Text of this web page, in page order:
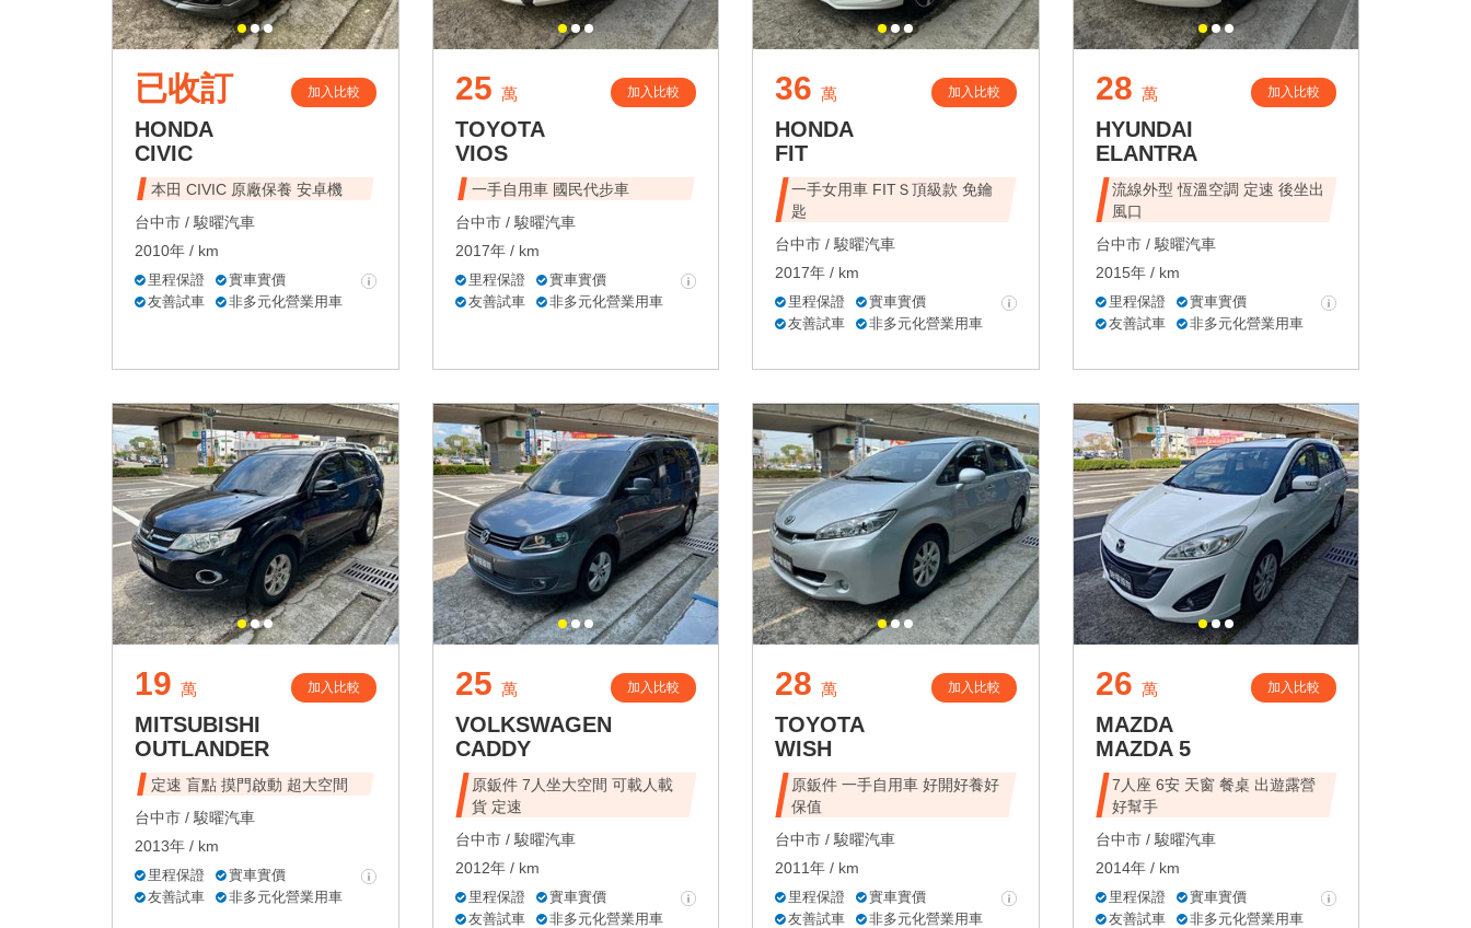
已收訂 加入比較
HONDA
CIVIC
本田 CIVIC 原廠保養 安卓機
台中市 / 駿曜汽車
2010年 / km
里程保證
實車實價
友善試車
非多元化營業用車
25 萬 加入比較
TOYOTA
VIOS
一手自用車 國民代步車
台中市 / 駿曜汽車
2017年 / km
里程保證
實車實價
友善試車
非多元化營業用車
36 萬 加入比較
HONDA
FIT
一手女用車 FITＳ頂級款 免鑰
匙
台中市 / 駿曜汽車
2017年 / km
里程保證
實車實價
友善試車
非多元化營業用車
28 萬 加入比較
HYUNDAI
ELANTRA
流線外型 恆溫空調 定速 後坐出
風口
台中市 / 駿曜汽車
2015年 / km
里程保證
實車實價
友善試車
非多元化營業用車
19 萬 加入比較
MITSUBISHI
OUTLANDER
定速 盲點 摸門啟動 超大空間
台中市 / 駿曜汽車
2013年 / km
里程保證
實車實價
友善試車
非多元化營業用車
25 萬 加入比較
VOLKSWAGEN
CADDY
原鈑件 7人坐大空間 可載人載
貨 定速
台中市 / 駿曜汽車
2012年 / km
里程保證
實車實價
友善試車
非多元化營業用車
28 萬 加入比較
TOYOTA
WISH
原鈑件 一手自用車 好開好養好
保值
台中市 / 駿曜汽車
2011年 / km
里程保證
實車實價
友善試車
非多元化營業用車
26 萬 加入比較
MAZDA
MAZDA 5
7人座 6安 天窗 餐桌 出遊露營
好幫手
台中市 / 駿曜汽車
2014年 / km
里程保證
實車實價
友善試車
非多元化營業用車